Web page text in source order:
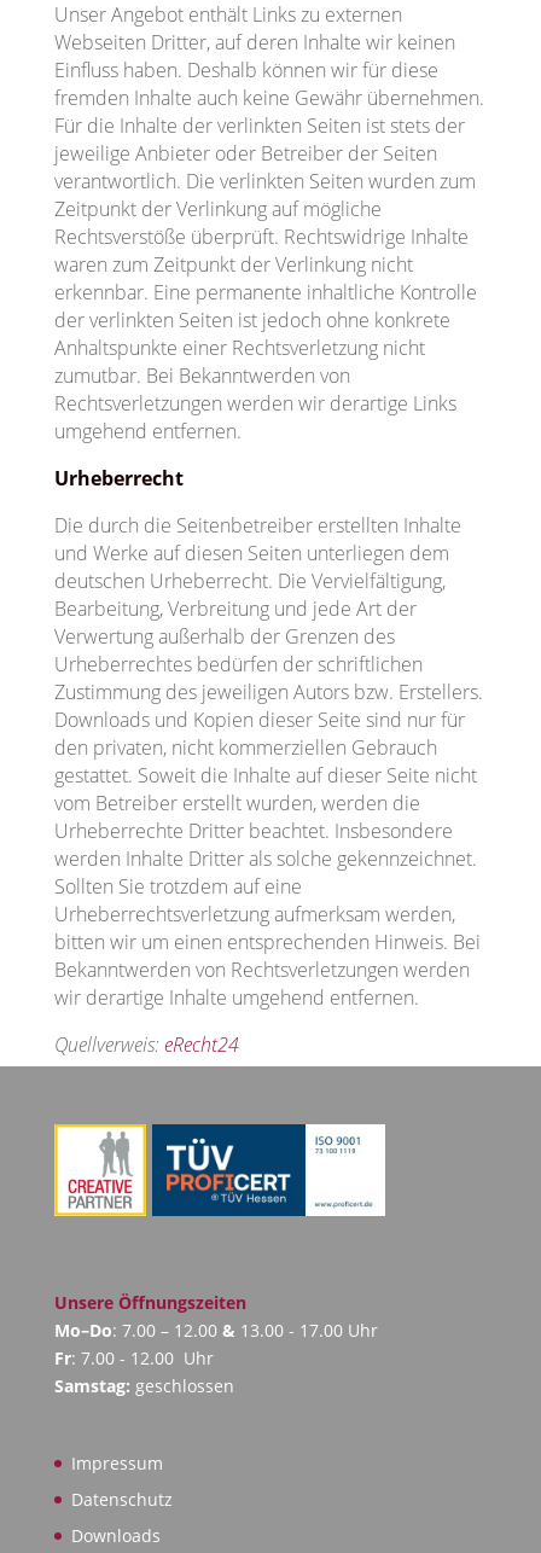
Unser Angebot enthält Links zu externen
Webseiten Dritter, auf deren Inhalte wir keinen
Einfluss haben. Deshalb können wir für diese
fremden Inhalte auch keine Gewähr übernehmen.
Für die Inhalte der verlinkten Seiten ist stets der
jeweilige Anbieter oder Betreiber der Seiten
verantwortlich. Die verlinkten Seiten wurden zum
Zeitpunkt der Verlinkung auf mögliche
Rechtsverstöße überprüft. Rechtswidrige Inhalte
waren zum Zeitpunkt der Verlinkung nicht
erkennbar. Eine permanente inhaltliche Kontrolle
der verlinkten Seiten ist jedoch ohne konkrete
Anhaltspunkte einer Rechtsverletzung nicht
zumutbar. Bei Bekanntwerden von
Rechtsverletzungen werden wir derartige Links
umgehend entfernen.
Urheberrecht
Die durch die Seitenbetreiber erstellten Inhalte
und Werke auf diesen Seiten unterliegen dem
deutschen Urheberrecht. Die Vervielfältigung,
Bearbeitung, Verbreitung und jede Art der
Verwertung außerhalb der Grenzen des
Urheberrechtes bedürfen der schriftlichen
Zustimmung des jeweiligen Autors bzw. Erstellers.
Downloads und Kopien dieser Seite sind nur für
den privaten, nicht kommerziellen Gebrauch
gestattet. Soweit die Inhalte auf dieser Seite nicht
vom Betreiber erstellt wurden, werden die
Urheberrechte Dritter beachtet. Insbesondere
werden Inhalte Dritter als solche gekennzeichnet.
Sollten Sie trotzdem auf eine
Urheberrechtsverletzung aufmerksam werden,
bitten wir um einen entsprechenden Hinweis. Bei
Bekanntwerden von Rechtsverletzungen werden
wir derartige Inhalte umgehend entfernen.
Quellverweis:eRecht24
Unsere Öffnungszeiten
Mo–Do: 7.00 – 12.00 & 13.00 - 17.00 Uhr
Fr: 7.00 - 12.00 Uhr
Samstag: geschlossen
Impressum
Datenschutz
Downloads